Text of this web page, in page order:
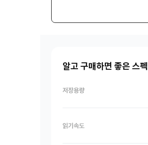
알고 구매하면 좋은 스펙
저장용량
읽기속도